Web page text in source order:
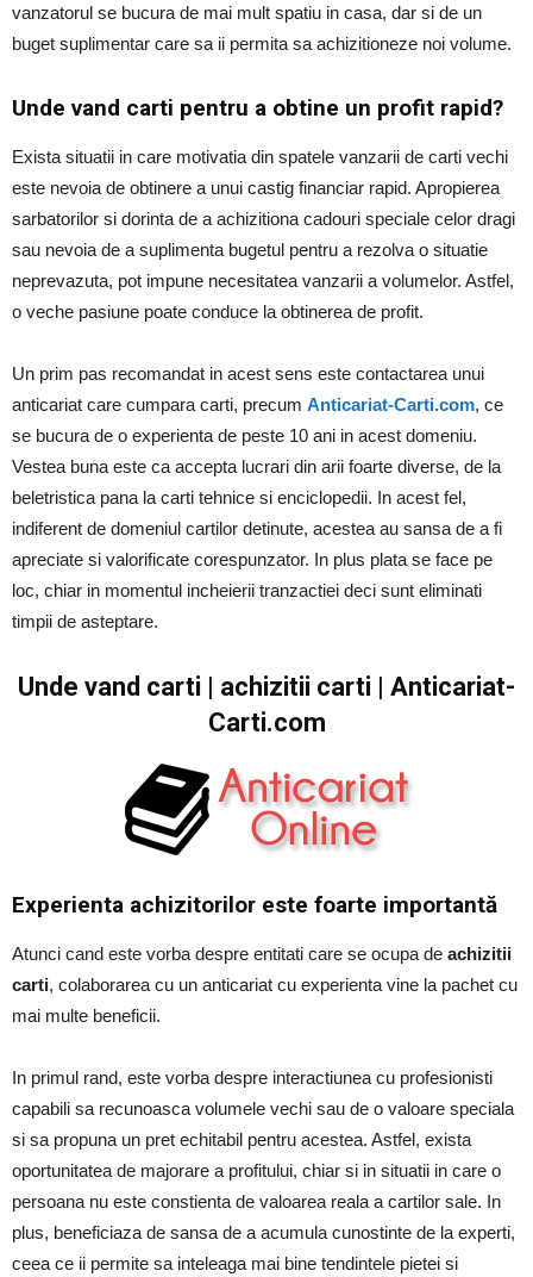
vanzatorul se bucura de mai mult spatiu in casa, dar si de un
buget suplimentar care sa ii permita sa achizitioneze noi volume.
Unde vand carti pentru a obtine un profit rapid?
Exista situatii in care motivatia din spatele vanzarii de carti vechi
este nevoia de obtinere a unui castig financiar rapid. Apropierea
sarbatorilor si dorinta de a achizitiona cadouri speciale celor dragi
sau nevoia de a suplimenta bugetul pentru a rezolva o situatie
neprevazuta, pot impune necesitatea vanzarii a volumelor. Astfel,
o veche pasiune poate conduce la obtinerea de profit.
Un prim pas recomandat in acest sens este contactarea unui
anticariat care cumpara carti, precum Anticariat-Carti.com, ce
se bucura de o experienta de peste 10 ani in acest domeniu.
Vestea buna este ca accepta lucrari din arii foarte diverse, de la
beletristica pana la carti tehnice si enciclopedii. In acest fel,
indiferent de domeniul cartilor detinute, acestea au sansa de a fi
apreciate si valorificate corespunzator. In plus plata se face pe
loc, chiar in momentul incheierii tranzactiei deci sunt eliminati
timpii de asteptare.
Unde vand carti | achizitii carti | Anticariat-
Carti.com
Experienta achizitorilor este foarte importantă
Atunci cand este vorba despre entitati care se ocupa de achizitii
carti, colaborarea cu un anticariat cu experienta vine la pachet cu
mai multe beneficii.
In primul rand, este vorba despre interactiunea cu profesionisti
capabili sa recunoasca volumele vechi sau de o valoare speciala
si sa propuna un pret echitabil pentru acestea. Astfel, exista
oportunitatea de majorare a profitului, chiar si in situatii in care o
persoana nu este constienta de valoarea reala a cartilor sale. In
plus, beneficiaza de sansa de a acumula cunostinte de la experti,
ceea ce ii permite sa inteleaga mai bine tendintele pietei si